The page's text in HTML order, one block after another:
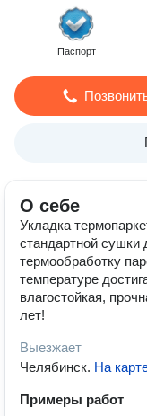
Паспорт
О себе
Укладка
стандартной сушки
термообработку
температуре
влагостойкая,
лет!
Выезжает
Челябинск. На
Примеры работ